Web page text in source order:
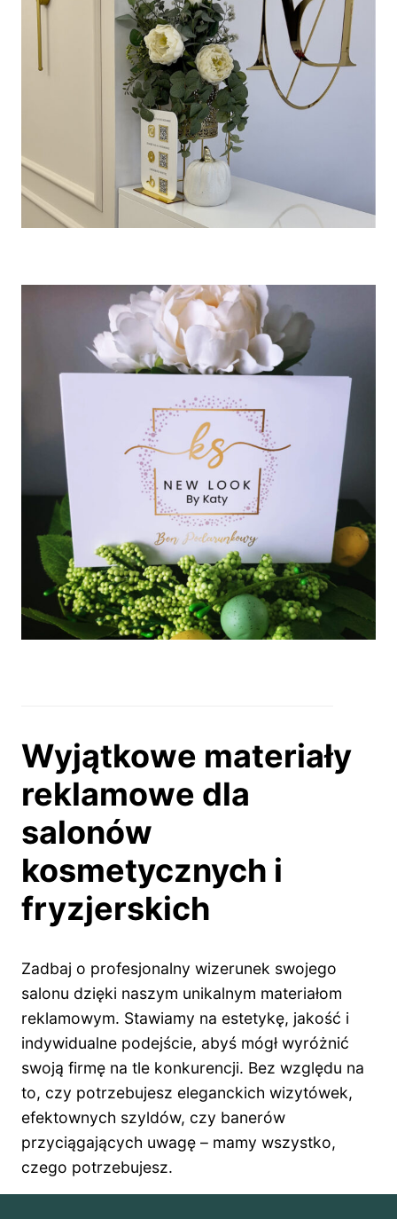
Wyjątkowe materiały
reklamowe dla
salonów
kosmetycznych i
fryzjerskich
Zadbaj o profesjonalny wizerunek swojego
salonu dzięki naszym unikalnym materiałom
reklamowym. Stawiamy na estetykę, jakość i
indywidualne podejście, abyś mógł wyróżnić
swoją firmę na tle konkurencji. Bez względu na
to, czy potrzebujesz eleganckich wizytówek,
efektownych szyldów, czy banerów
przyciągających uwagę – mamy wszystko,
czego potrzebujesz.